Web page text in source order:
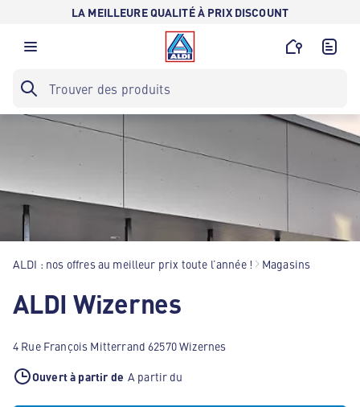
LA MEILLEURE QUALITÉ À PRIX DISCOUNT
ALDI : nos offres au meilleur prix toute l’année ! Magasins
ALDI Wizernes
4 Rue François Mitterrand 62570 Wizernes
Ouvert à partir de A partir du